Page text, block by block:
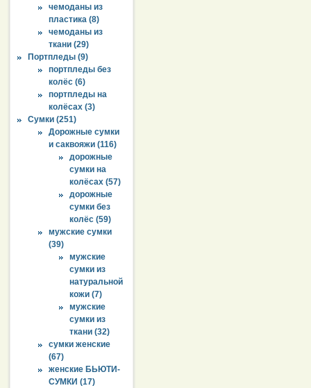
чемоданы из
пластика (8)
чемоданы из
ткани (29)
Портпледы (9)
портпледы без
колёс (6)
портпледы на
колёсах (3)
Сумки (251)
Дорожные сумки
и саквояжи (116)
дорожные
сумки на
колёсах (57)
дорожные
сумки без
колёс (59)
мужские сумки
(39)
мужские
сумки из
натуральной
кожи (7)
мужские
сумки из
ткани (32)
сумки женские
(67)
женские БЬЮТИ-
СУМКИ (17)